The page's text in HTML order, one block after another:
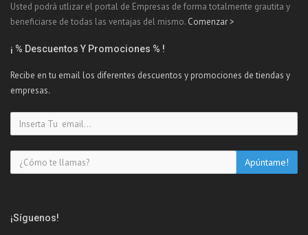
Usted podrá utlizar el portal de Empresas de forma totalmente grautita y
beneficiarse de todas las ventajas del mismo. Comenzar >
¡ % Descuentos Y Promociones % !
Recibe en tu email los diferentes descuentos y promociones de tiendas y
empresas.
¡Síguenos!